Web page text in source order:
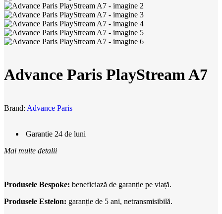
Advance Paris PlayStream A7
Brand: Advance Paris
Garantie 24 de luni
Mai multe detalii
Produsele Bespoke: beneficiază de garanție pe viață.
Produsele Estelon: garanție de 5 ani, netransmisibilă.